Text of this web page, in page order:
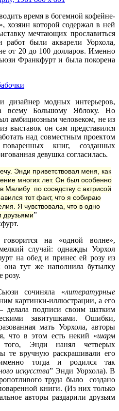
время в богемной кофейне-
хозяин которой содержал в ней
мечтающих прославиться
были акварели Уорхола,
от 20 до 100 долларов. Именно
Франкфурт и была покорена
дизайнер модных интерьеров,
всему Большому Яблоку. Но
амбициозным человеком, не из
выставок он сам представился
над совместным проектом
книг, созданных
девушка согласилась.
Энди приветствовал меня, как
многих лет. Он был особенно
Малибу по соседству с актрисой
тот факт, что я собираю
Я чувствовала, что в одно
друзьями”
на «одной волне»,
случай: однажды Уорхол
на обед и принес ей розу из
она тут же наполнила бутылку
розу.
сочиняла «литературные
картинки-иллюстрации, а его
подписи своим шатким
завитушками. Ошибки,
мать Уорхола, авторы
что в этом есть некий «шарм
Энди нанял четверых
те вручную раскрашивали его
тогда и родился так
искусства” Энди Уорхола). В
труда было создано
книги. (Из них только
авторы раздарили друзьям